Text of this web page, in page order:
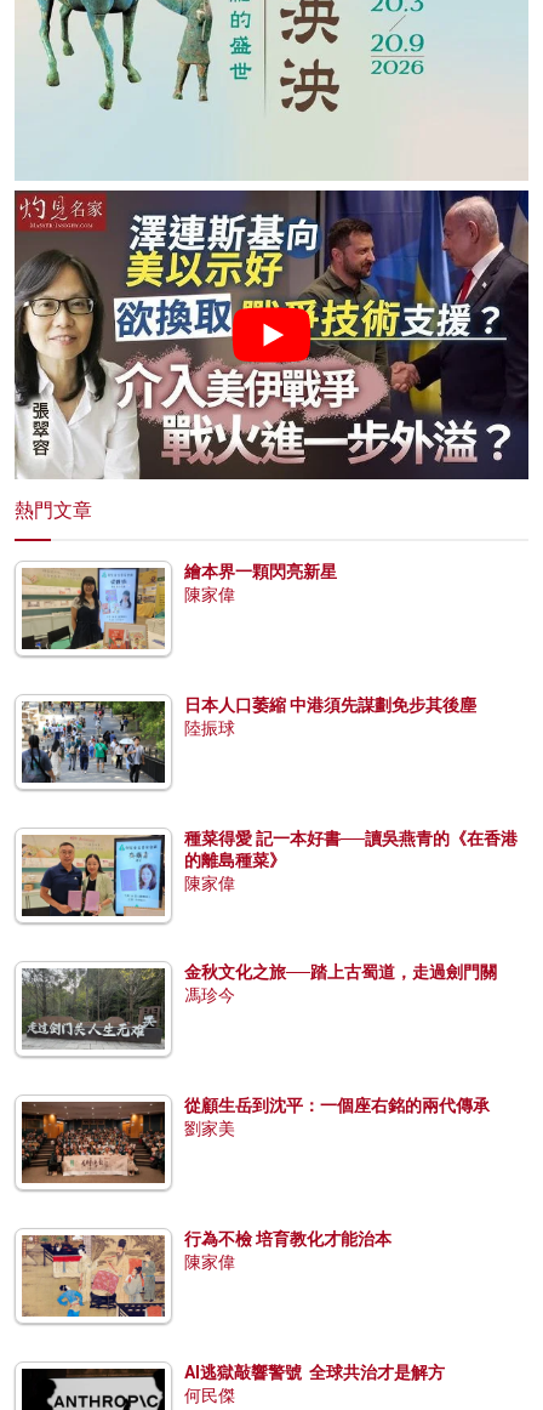
熱門文章
繪本界一顆閃亮新星
陳家偉
日本人口萎縮 中港須先謀劃免步其後塵
陸振球
種菜得愛 記一本好書──讀吳燕青的《在香港
的離島種菜》
陳家偉
金秋文化之旅──踏上古蜀道，走過劍門關
馮珍今
從顧生岳到沈平：一個座右銘的兩代傳承
劉家美
行為不檢 培育教化才能治本
陳家偉
AI逃獄敲響警號 全球共治才是解方
何民傑